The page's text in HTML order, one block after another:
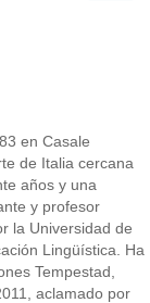
en Casale
de Italia cercana
años y una
y profesor
la Universidad de
Lingüística. Ha
Tempestad,
aclamado por